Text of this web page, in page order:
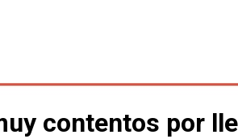
contentos por